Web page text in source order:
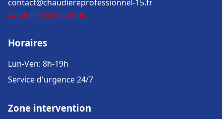
contact@chaudiereprofessionnel-15.fr
Accueil Informations
Horaires
Lun-Ven: 8h-19h
Service d'urgence 24/7
Zone intervention